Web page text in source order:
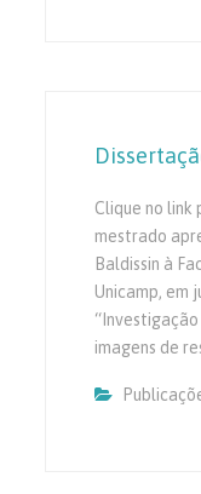
Clique no link
mestrado
Baldissin à
Unicamp, em
imagens de